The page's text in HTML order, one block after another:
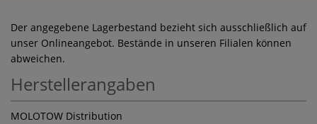
Der angegebene Lagerbestand bezieht sich ausschließlich auf
unser Onlineangebot. Bestände in unseren Filialen können
abweichen.
Herstellerangaben
MOLOTOW Distribution